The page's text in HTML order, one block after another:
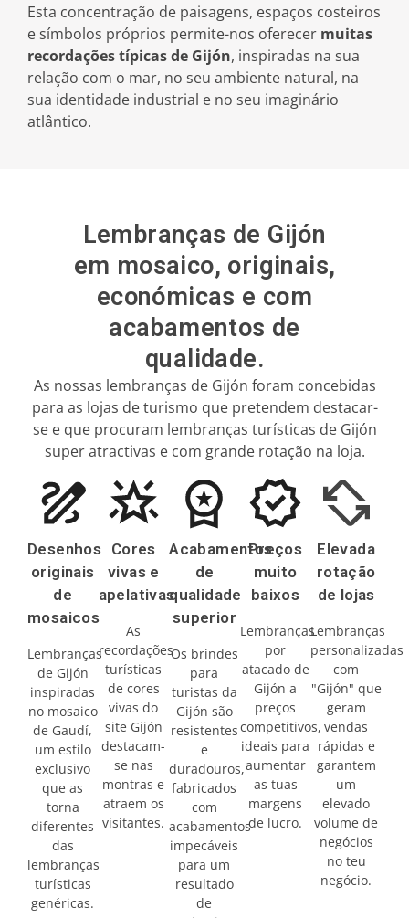
Ver todas as categorias
Ver todos os temas
Portugal
Design de mosaico
Atacado
Notícias
Contacto
Esta concentração de paisagens, espaços costeiros
e símbolos próprios permite-nos oferecer muitas
recordações típicas de Gijón, inspiradas na sua
relação com o mar, no seu ambiente natural, na
sua identidade industrial e no seu imaginário
atlântico.
Lembranças de Gijón
em mosaico, originais,
económicas e com
acabamentos de
qualidade.
As nossas lembranças de Gijón foram concebidas
para as lojas de turismo que pretendem destacar-
se e que procuram lembranças turísticas de Gijón
super atractivas e com grande rotação na loja.
Desenhos
originais
de
mosaicos
Lembranças
de Gijón
inspiradas
no mosaico
de Gaudí,
um estilo
exclusivo
que as
torna
diferentes
das
lembranças
turísticas
genéricas.
Cores
vivas e
apelativas
As
recordações
turísticas
de cores
vivas do
site Gijón
destacam-
se nas
montras e
atraem os
visitantes.
Acabamentos
de
qualidade
superior
Os brindes
para
turistas da
Gijón são
resistentes
e
duradouros,
fabricados
com
acabamentos
impecáveis
para um
resultado
de
Preços
muito
baixos
Lembranças
por
atacado de
Gijón a
preços
competitivos,
ideais para
aumentar
as tuas
margens
de lucro.
Elevada
rotação
de lojas
Lembranças
personalizadas
com
"Gijón" que
geram
vendas
rápidas e
garantem
um
elevado
volume de
negócios
no teu
negócio.